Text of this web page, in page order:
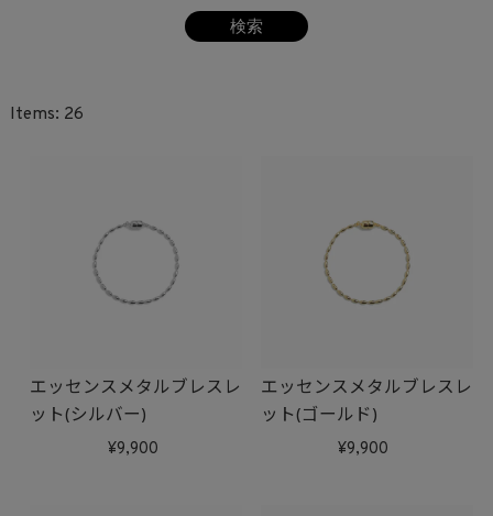
レビュー順
26
エッセンスメタルブレスレ
ット(シルバー)
9,900
エッセンスメタルブレスレ
ット(ゴールド)
9,900